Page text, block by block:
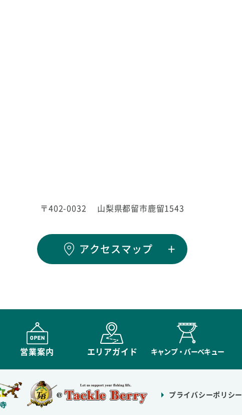
〒402-0032 山梨県都留市鹿留1543
アクセスマップ
営業案内 エリアガイド キャンプ・バーベキュー
プライバシーポリシー